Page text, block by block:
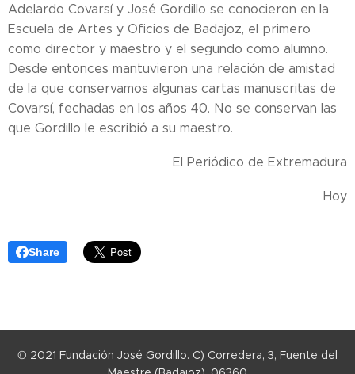
Adelardo Covarsí y José Gordillo se conocieron en la
Escuela de Artes y Oficios de Badajoz, el primero
como director y maestro y el segundo como alumno.
Desde entonces mantuvieron una relación de amistad
de la que conservamos algunas cartas manuscritas de
Covarsí, fechadas en los años 40. No se conservan las
que Gordillo le escribió a su maestro.
El Periódico de Extremadura
Hoy
Share
© 2021 Fundación José Gordillo. C) Corredera, 3, Fuente del